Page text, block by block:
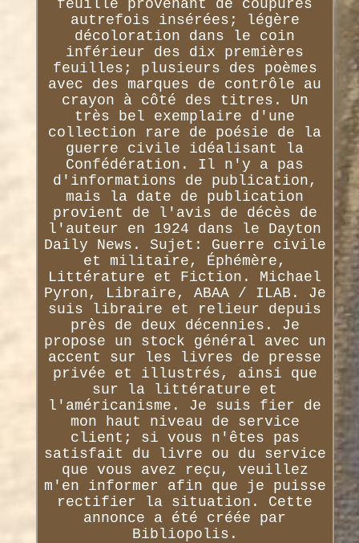
feuille provenant de coupures
autrefois insérées; légère
décoloration dans le coin
inférieur des dix premières
feuilles; plusieurs des poèmes
avec des marques de contrôle au
crayon à côté des titres. Un
très bel exemplaire d'une
collection rare de poésie de la
guerre civile idéalisant la
Confédération. Il n'y a pas
d'informations de publication,
mais la date de publication
provient de l'avis de décès de
l'auteur en 1924 dans le Dayton
Daily News. Sujet: Guerre civile
et militaire, Éphémère,
Littérature et Fiction. Michael
Pyron, Libraire, ABAA / ILAB. Je
suis libraire et relieur depuis
près de deux décennies. Je
propose un stock général avec un
accent sur les livres de presse
privée et illustrés, ainsi que
sur la littérature et
l'américanisme. Je suis fier de
mon haut niveau de service
client; si vous n'êtes pas
satisfait du livre ou du service
que vous avez reçu, veuillez
m'en informer afin que je puisse
rectifier la situation. Cette
annonce a été créée par
Bibliopolis.